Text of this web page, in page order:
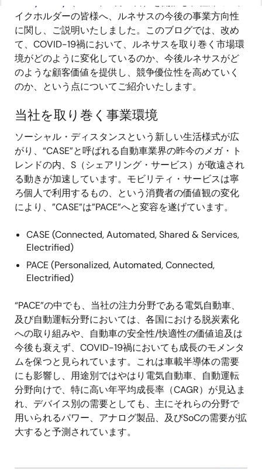
イクホルダーの皆様へ、ルネサスの今後の事業方向性
に関し、ご説明いたしました。このブログでは、改め
て、COVID-19禍において、ルネサスを取り巻く市場環
境がどのように変化しているのか、今後ルネサスがど
のような顧客価値を提供し、競争優位性を高めていく
のか、という点についてご紹介いたします。
当社を取り巻く事業環境
ソーシャル・ディスタンスという新しい生活様式が広
がり、“CASE”と呼ばれる自動車業界の昨今のメガ・ト
レンドの内、S（シェアリング・サービス）が敬遠され
る動きが加速しています。モビリティ・サービスは寧
ろ個人で利用するもの、という消費者の価値観の変化
により、”CASE”は”PACE”へと変容を遂げています。
CASE (Connected, Automated, Shared & Services,
Electrified)
PACE (Personalized, Automated, Connected,
Electrified)
“PACE”の中でも、当社の注力分野である電気自動車、
及び自動運転分野においては、各国における脱炭素化
への取り組みや、自動車の安全性/快適性の価値追及は
今後も衰えず、COVID-19禍においても成長のモメンタ
ムを保つと見られています。これは車載半導体の需要
にも影響し、用途別ではやはり電気自動車、自動運転
分野向けで、特に高い年平均成長率（CAGR）が見込ま
れ、デバイス別の需要としても、主にそれらの分野で
用いられるパワー、アナログ製品、及びSoCの需要が拡
大すると予測されています。